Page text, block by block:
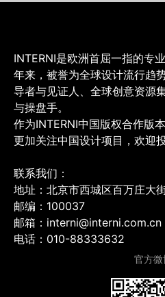
INTERNI是欧洲首屈一指的专
年来，被誉为全球设计流行趋
导者与见证人、全球创意资源
与操盘手。
作为INTERNI中国版权合作版
更加关注中国设计项目，欢迎
联系我们：
地址：北京市西城区百万庄大
邮编：100037
邮箱：interni@interni.com.cn
电话：010-88333632
官方微